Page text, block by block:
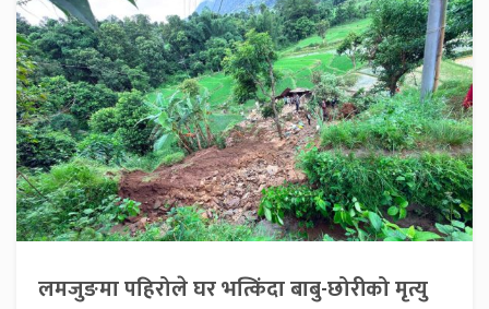
लमजुङमा पहिरोले घर भत्किंदा बाबु-छोरीको मृत्यु